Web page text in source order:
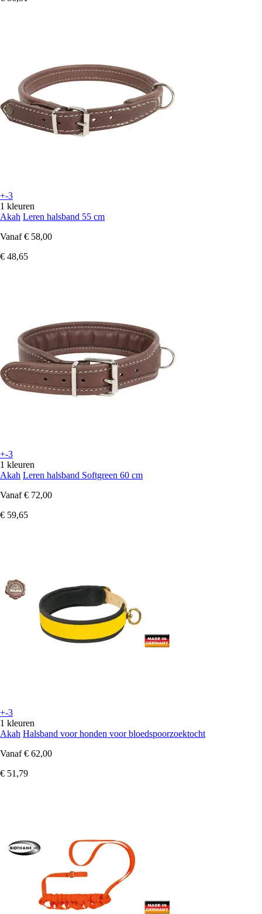
+-3
1 kleuren
Akah Leren halsband 55 cm
Vanaf € 58,00
€ 48,65
+-3
1 kleuren
Akah Leren halsband Softgreen 60 cm
Vanaf € 72,00
€ 59,65
+-3
1 kleuren
Akah Halsband voor honden voor bloedspoorzoektocht
Vanaf € 62,00
€ 51,79